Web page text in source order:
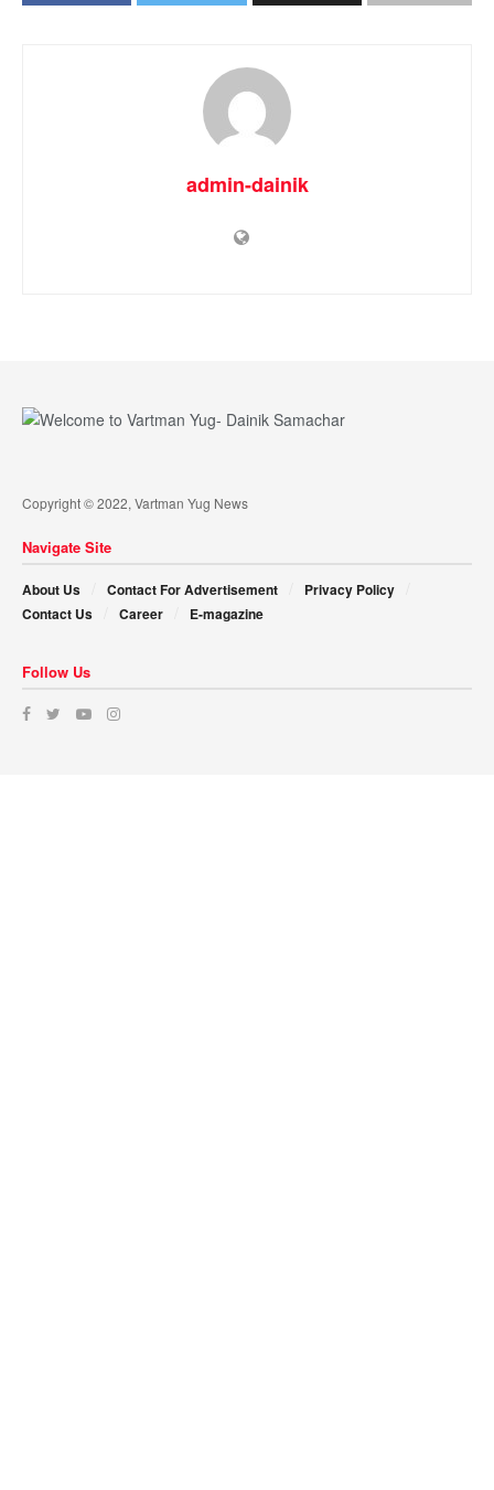
admin-dainik
Copyright © 2022, Vartman Yug News
Navigate Site
About Us Contact For Advertisement
Privacy Policy
Contact Us
Career E-magazine
Follow Us